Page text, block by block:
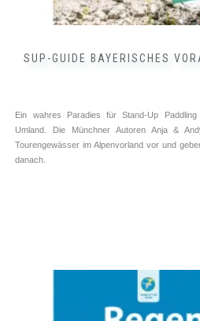
SUP-GUIDE BAYERISCHES
Ein wahres Paradies für Stand-Up
Umland. Die Münchner Autoren Anja &
Tourengewässer im Alpenvorland vor und
danach.